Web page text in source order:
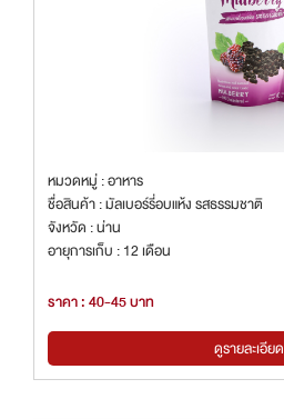
หมวดหมู่ : อาหาร
ชื่อสินค้า : มัลเบอร์รี่อบแห้ง รสธรรมชาติ
จังหวัด : น่าน
อายุการเก็บ : 12 เดือน
ราคา : 40-45 บาท
ดูรายละเอียด